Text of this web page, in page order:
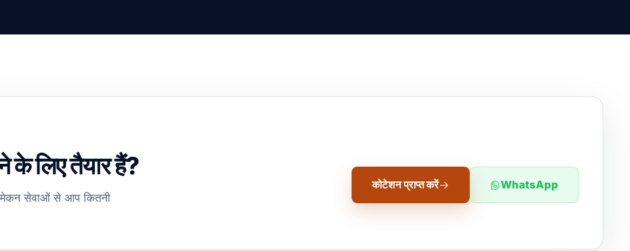
के लिए तैयार हैं?
सेवाओं से आप कितनी
कोटेशन प्राप्त करें WhatsApp